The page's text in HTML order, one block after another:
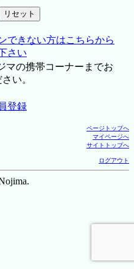
できない方はこちらから
さい
マの携帯コーナーまでお
い。
登録
ページトップへ
マイページへ
サイトトップへ
ログアウト